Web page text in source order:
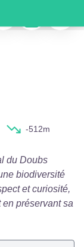
plein écran
-512m
du Doubs
biodiversité
et curiosité,
préservant sa